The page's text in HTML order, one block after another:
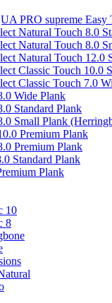
PRO supreme Easy
Natural Touch 8.0
Natural Touch 8.0
Natural Touch 12.0
Classic Touch 10.0
Classic Touch 7.0
Wide Plank
Standard Plank
Small Plank
Premium Plank
Premium Plank
Standard Plank
Plank
10
8